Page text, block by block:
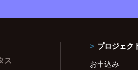
ス
プロジェク
お申込み